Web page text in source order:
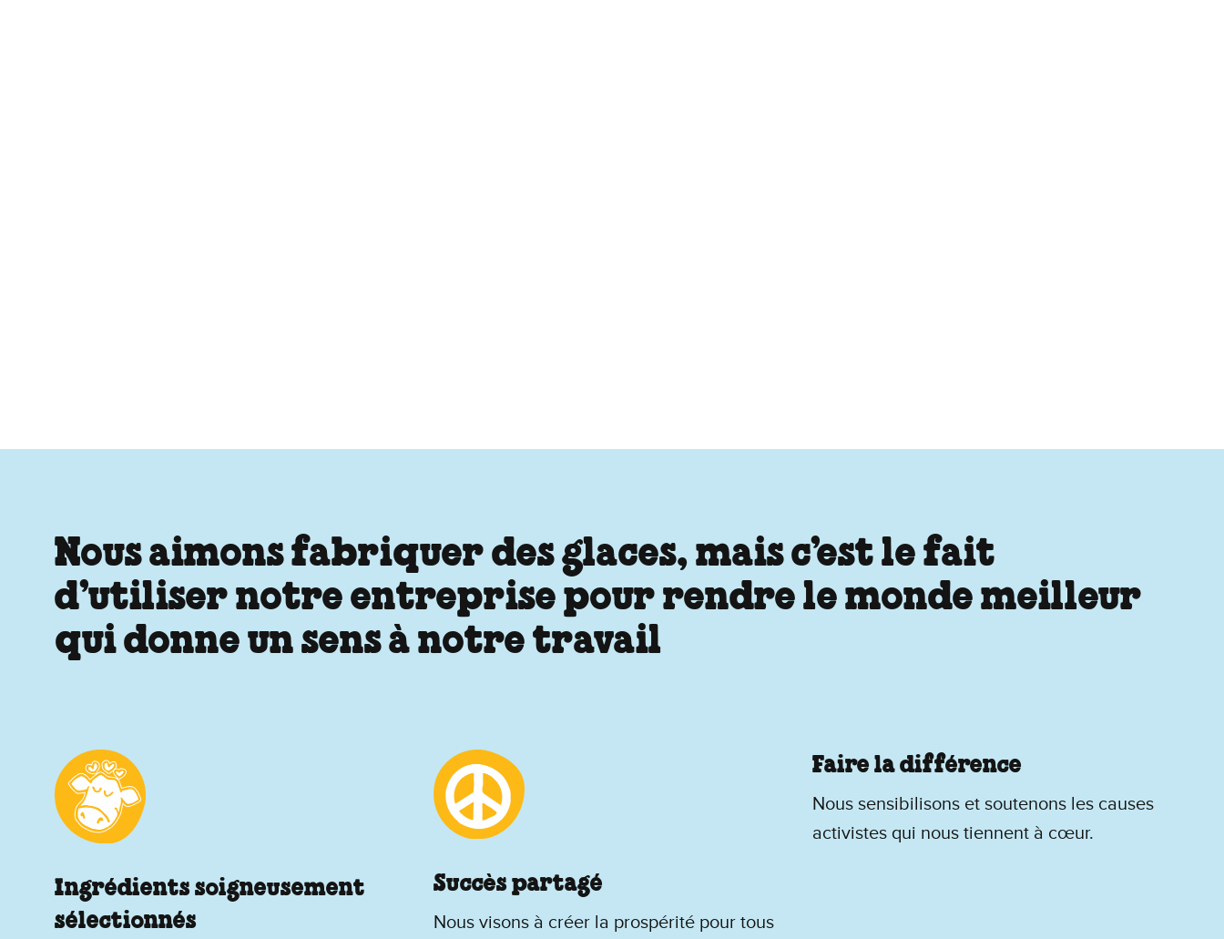
Nous aimons fabriquer des glaces, mais c’est le fait
d’utiliser notre entreprise pour rendre le monde meilleur
qui donne un sens à notre travail
Ingrédients soigneusement
sélectionnés
Succès partagé
Nous visons à créer la prospérité pour tous
Faire la différence
Nous sensibilisons et soutenons les causes
activistes qui nous tiennent à cœur.